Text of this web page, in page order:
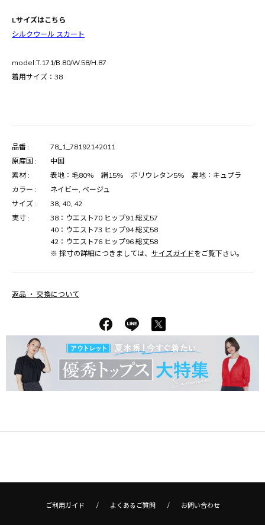
Lサイズはこちら
シルクウール スカート
model:T.171/B.80/W.58/H.87
着用サイズ：38
品番 :
78_1_78192142011
原産国 :
中国
素材 :
表地：毛80% 絹15% ポリウレタン5% 裏地：キュプラ
カラー :
ネイビー, ベージュ
サイズ :
38, 40, 42
実寸 :
38：ウエスト70 ヒップ91 総丈57
40：ウエスト73 ヒップ94 総丈58
42：ウエスト76 ヒップ96 総丈58
※ 採寸の詳細につきましては、 サイズガイドをご覧下さい。
返品 ・ 交換について
ご利用ガイド よくあるご質問 お問い合わせ